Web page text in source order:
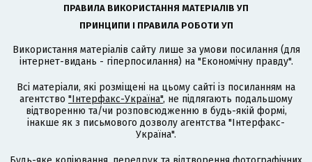
ПРАВИЛА ВИКОРИСТАННЯ МАТЕРІАЛІВ УП
ПРИНЦИПИ І ПРАВИЛА РОБОТИ УП
Використання матеріалів сайту лише за умови посилання (для
інтернет-видань - гіперпосилання) на "Економічну правду".
Всі матеріали, які розміщені на цьому сайті із посиланням на
агентство "Інтерфакс-Україна", не підлягають подальшому
відтворенню та/чи розповсюдженню в будь-якій формі,
інакше як з письмового дозволу агентства "Інтерфакс-
Україна".